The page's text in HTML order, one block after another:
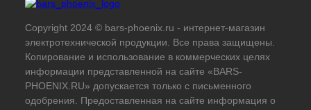
Copyright 2024 © bars-phoenix.ru - интернет-магазин
электротехнической продукции. Все права защищены.
Копирование и использование в коммерческих целях
информации представленной на сайте «BARS-
PHOENIX.RU» допускается только с письменного
одобрения. Предоставленная на сайте информация о